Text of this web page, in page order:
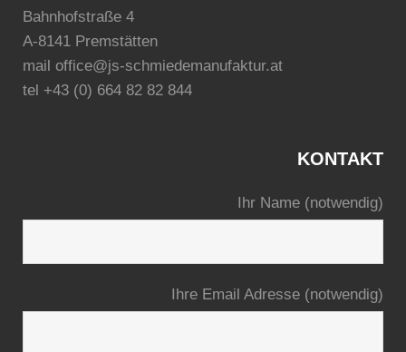
Bahnhofstraße 4
A-8141 Premstätten
mail office@js-schmiedemanufaktur.at
tel +43 (0) 664 82 82 844
KONTAKT
Ihr Name (notwendig)
Ihre Email Adresse (notwendig)